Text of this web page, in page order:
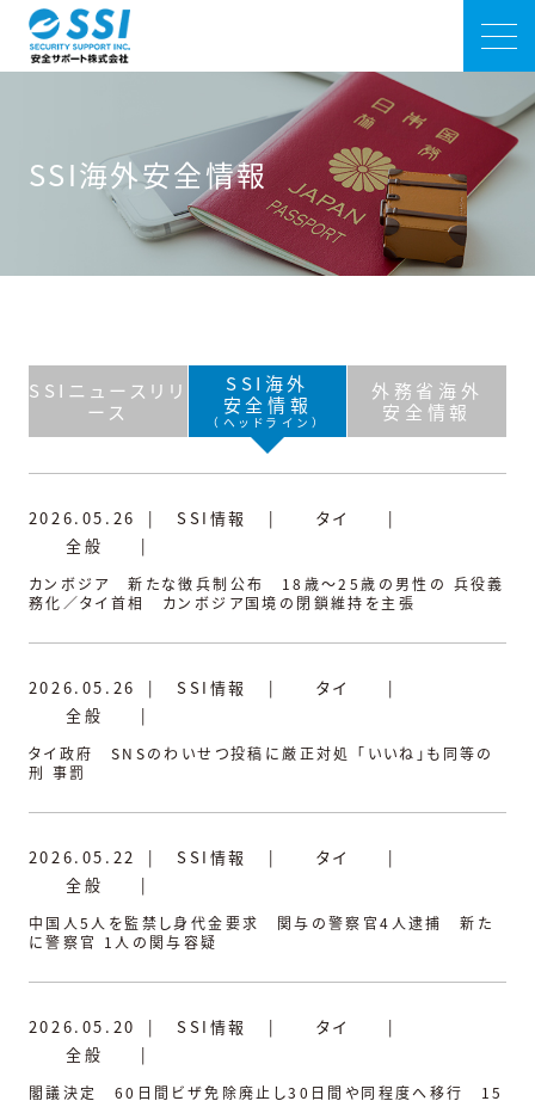
SSI海外安全情報
SSIニュースリリ
ース
SSI海外
安全情報
（ヘッドライン）
外務省海外
安全情報
2026.05.26 | SSI情報 | タイ
|
全般
|
カンボジア 新たな徴兵制公布 18歳～25歳の男性の 兵役義
務化／タイ首相 カンボジア国境の閉鎖維持を主張
2026.05.26 | SSI情報 | タイ
|
全般
|
タイ政府 SNSのわいせつ投稿に厳正対処 「いいね」も同等の
刑 事罰
2026.05.22 | SSI情報 | タイ
|
全般
|
中国人5人を監禁し身代金要求 関与の警察官4人逮捕 新た
に警察官 1人の関与容疑
2026.05.20 | SSI情報 | タイ
|
全般
|
閣議決定 60日間ビザ免除廃止し30日間や同程度へ移行 15